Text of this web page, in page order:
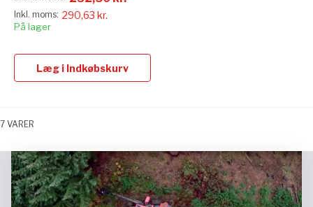
290,63 kr.
På lager
Læg i Indkøbskurv
7 VARER